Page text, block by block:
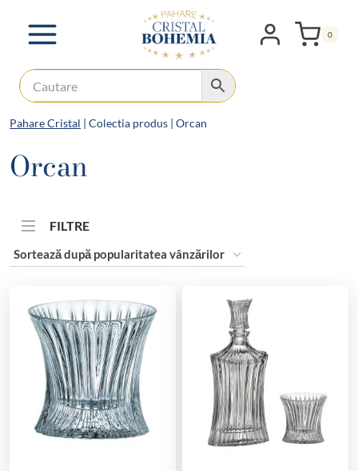
0
Pahare Cristal | Colectia produs | Orcan
Orcan
FILTRE